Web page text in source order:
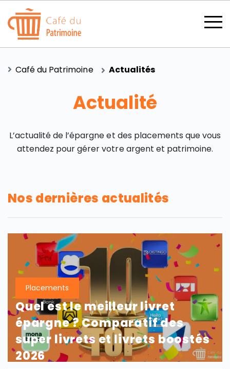
Café du Patrimoine Actualités
Actualité
L’actualité de l’épargne et des placements que vous
attendez pour gérer votre argent et patrimoine.
Nos dernières actualités
Placements
Quel est le meilleur livret
épargne ? Comparatif des
super livrets et livrets boostés
2026